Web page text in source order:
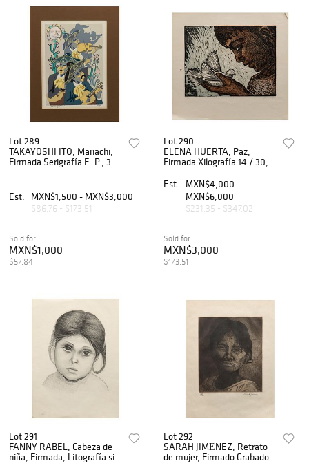
Lot 289
TAKAYOSHI ITO, Mariachi,
Firmada Serigrafía E. P., 38
Est.
MXN$1,500 - MXN$3,000
$86.76 - $173.51
Sold for
MXN$1,000
$57.84
Lot 290
ELENA HUERTA, Paz,
Firmada Xilografía 14 / 30,
Est.
MXN$4,000 -
MXN$6,000
$231.35 - $347.02
Sold for
MXN$3,000
$173.51
Lot 291
FANNY RABEL, Cabeza de
niña, Firmada, Litografía sin
Lot 292
SARAH JIMÉNEZ, Retrato
de mujer, Firmado Grabado